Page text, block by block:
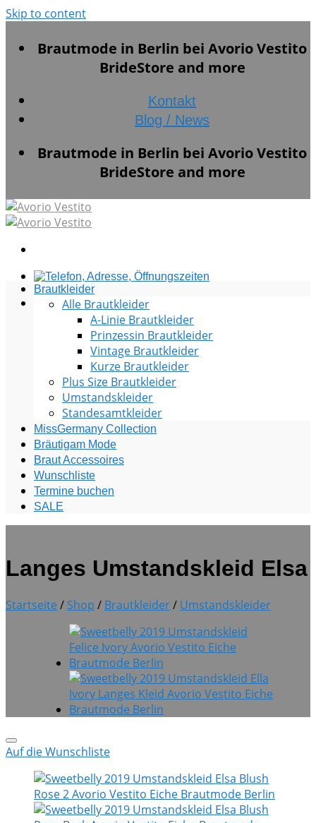
Skip to content
Brautmode in Berlin bei Avorio Vestito
BrideStore and more
Kontakt
Blog / News
Brautmode in Berlin bei Avorio Vestito
BrideStore and more
Brautkleider
Alle Brautkleider
A-Linie Brautkleider
Prinzessin Brautkleider
Vintage Brautkleider
Kurze Brautkleider
Plus Size Brautkleider
Umstandskleider
Standesamtkleider
MissGermany Collection
Bräutigam Mode
Braut Accessoires
Wunschliste
Termine buchen
SALE
Langes Umstandskleid Elsa
Startseite / Shop / Brautkleider/ Umstandskleider
Auf die Wunschliste